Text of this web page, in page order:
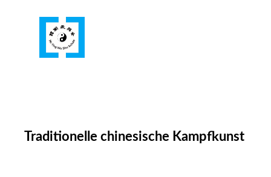
Traditionelle chinesische Kampfkunst